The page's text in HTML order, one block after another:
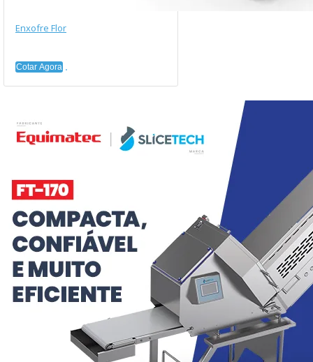
Enxofre Flor
Cotar Agora